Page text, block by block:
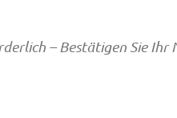
– Bestätigen Sie Ihr